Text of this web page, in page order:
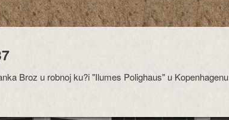
Broz u robnoj ku?i "Ilumes Polighaus" u Kopenhagenu